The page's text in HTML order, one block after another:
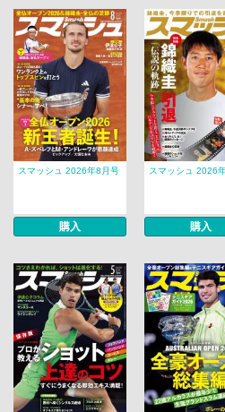
スマッシュ 2026年8月号
購入
スマッシュ 2026
購入